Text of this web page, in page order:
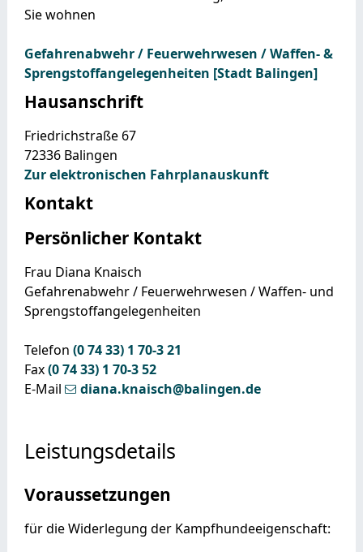
Sie wohnen
Gefahrenabwehr / Feuerwehrwesen / Waffen- &
Sprengstoffangelegenheiten [Stadt Balingen]
Hausanschrift
Friedrichstraße 67
72336 Balingen
Zur elektronischen Fahrplanauskunft
Kontakt
Persönlicher Kontakt
Frau Diana Knaisch
Gefahrenabwehr / Feuerwehrwesen / Waffen- und
Sprengstoffangelegenheiten
Telefon (07433) 1 70-321
Fax(07433) 1 70-352
E-Mail
diana.knaisch@balingen.de
Leistungsdetails
Voraussetzungen
für die Widerlegung der Kampfhundeeigenschaft: